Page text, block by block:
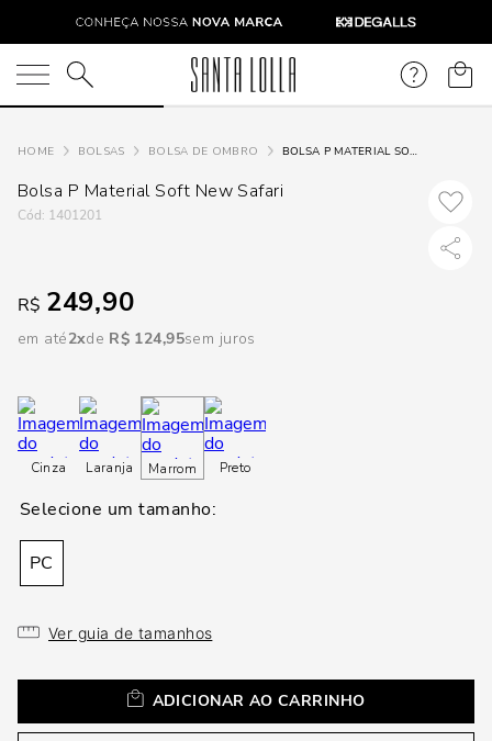
O que você está procurando?
BOLSAS BOLSA DE OMBRO BOLSA P MATERIAL SOFT NEW SAFARI
Bolsa P Material Soft New Safari
: 1401201
R$ 249,90
em até2 R$ 124,95sem juros
Cinza Laranja Marrom Preto
PC
Ver guia de tamanhos
ADICIONAR AO CARRINHO